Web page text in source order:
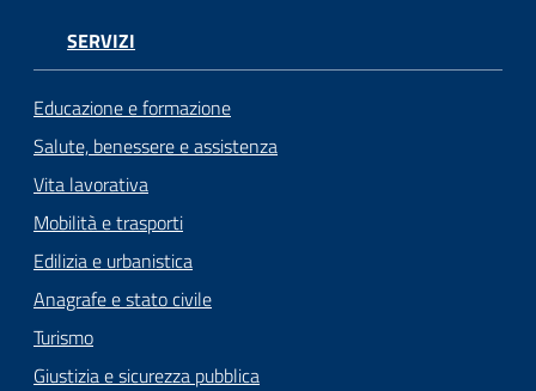
SERVIZI
Educazione e formazione
Salute, benessere e assistenza
Vita lavorativa
Mobilità e trasporti
Edilizia e urbanistica
Anagrafe e stato civile
Turismo
Giustizia e sicurezza pubblica